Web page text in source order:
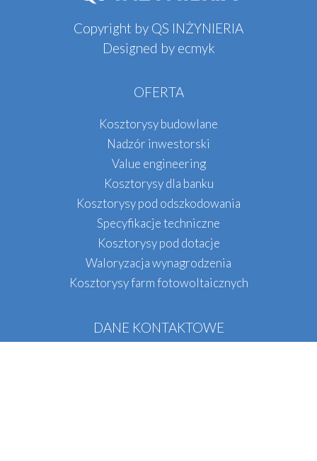
Copyright by QS INŻYNIERIA
Designed by ecmyk
OFERTA
Kosztorysy budowlane
Nadzór inwestorski
Value engineering
Kosztorysy dla banku
Kosztorysy pod odszkodowania
Specyfikacje techniczne
Kosztorysy pod dotacje
Waloryzacja wynagrodzenia
Kosztorysy farm fotowoltaicznych
DANE KONTAKTOWE